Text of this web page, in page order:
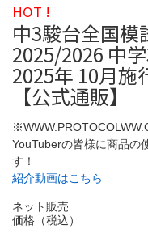
HOT !
中3駿台全国
2025/2026 中
2025年 10月施
【公式通販】
YouTuberの皆様に商品の
す！
紹介動画はこちら
ネット販売
価格（税込）